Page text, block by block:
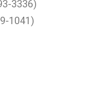
3336)
1041)